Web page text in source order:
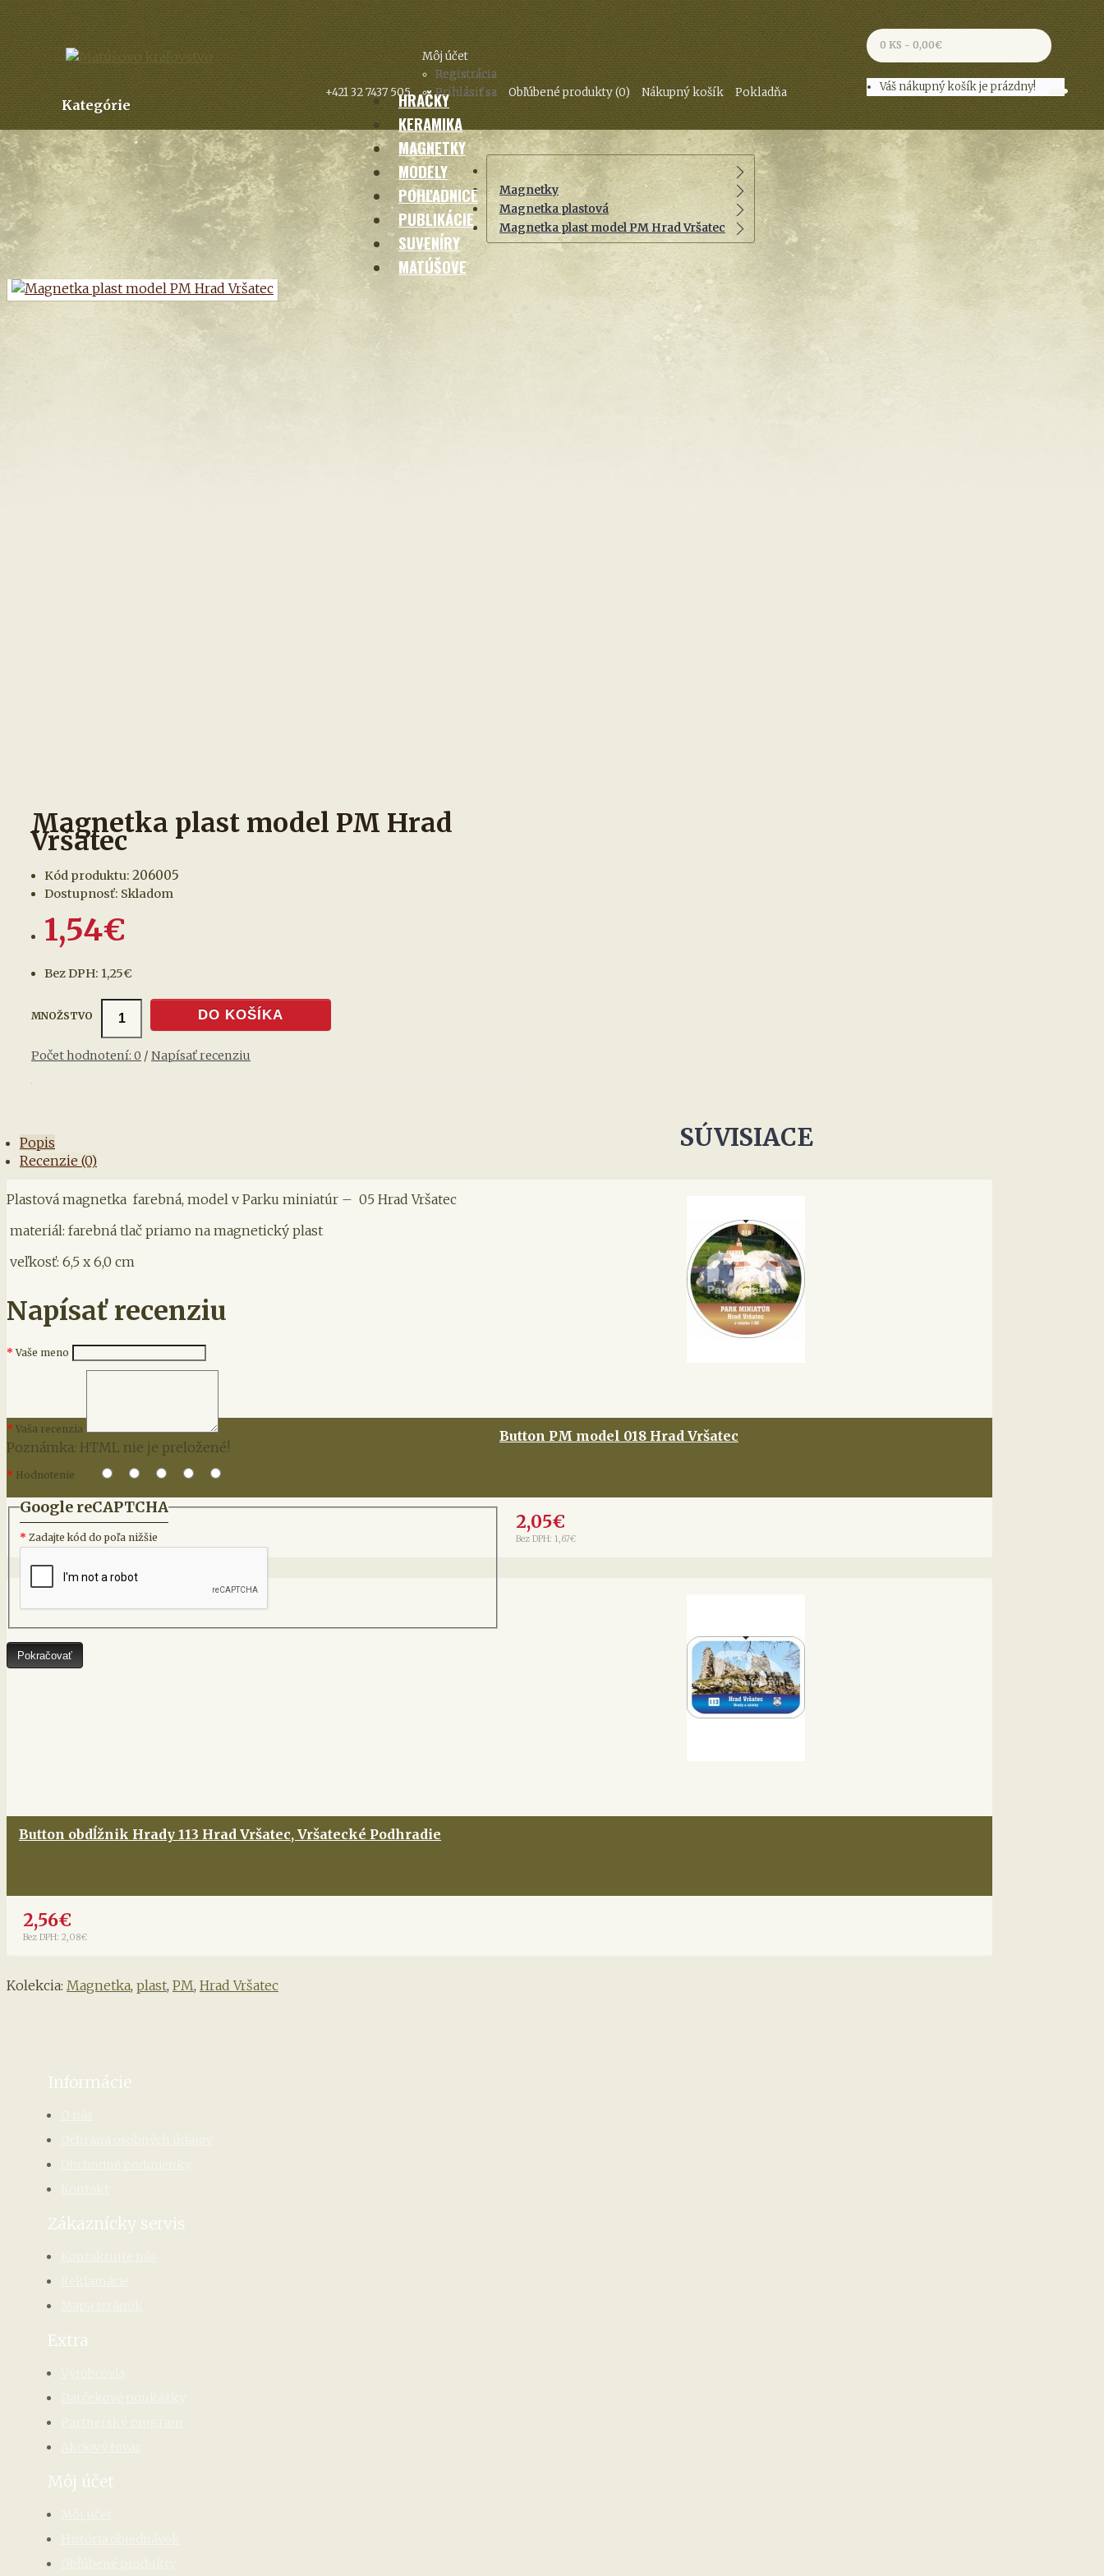
+421 32 7437 505
Môj účet
Registrácia
Prihlásiť sa
Obľúbené produkty (0) Nákupný košík Pokladňa
0 KS - 0,00€
Váš nákupný košík je prázdny!
Kategórie
HRAČKY
KERAMIKA
MAGNETKY
MODELY
POHĽADNICE
PUBLIKÁCIE
SUVENÍRY
MATÚŠOVE
Magnetky
Magnetka plastová
Magnetka plast model PM Hrad Vršatec
Magnetka plast model PM Hrad
Vršatec
Kód produktu: 206005
Dostupnosť: Skladom
1,54€
Bez DPH: 1,25€
MNOŽSTVO DO KOŠÍKA
Počet hodnotení: 0 / Napísať recenziu
Popis
Recenzie (0)
Plastová magnetka farebná, model v Parku miniatúr – 05 Hrad Vršatec
materiál: farebná tlač priamo na magnetický plast
veľkosť: 6,5 x 6,0 cm
Napísať recenziu
Vaše meno
Vaša recenzia
Poznámka: HTML nie je preložené!
Hodnotenie
Google reCAPTCHA
Zadajte kód do poľa nižšie
Pokračovať
SÚVISIACE
Button PM model 018 Hrad Vršatec
2,05€
Bez DPH: 1,67€
Button obdĺžnik Hrady 113 Hrad Vršatec, Vršatecké Podhradie
2,56€
Bez DPH: 2,08€
Kolekcia: Magnetka, plast, PM, Hrad Vršatec
Informácie
Zákaznícky servis
Extra
Môj účet